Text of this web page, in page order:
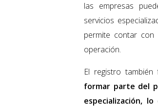
las empresas
servicios
permite contar con
operación.
El registro
formar parte del
especialización,